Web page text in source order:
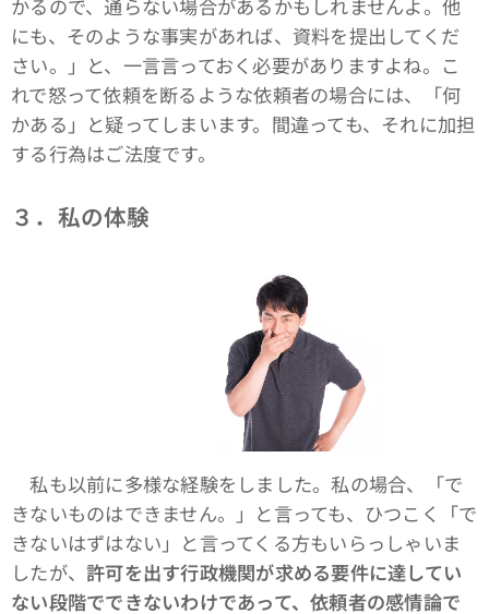
かるので、通らない場合があるかもしれませんよ。他
にも、そのような事実があれば、資料を提出してくだ
さい。」と、一言言っておく必要がありますよね。こ
れで怒って依頼を断るような依頼者の場合には、「何
かある」と疑ってしまいます。間違っても、それに加担
する行為はご法度です。
３．私の体験
私も以前に多様な経験をしました。私の場合、「で
きないものはできません。」と言っても、ひつこく「で
きないはずはない」と言ってくる方もいらっしゃいま
したが、許可を出す行政機関が求める要件に達してい
ない段階でできないわけであって、依頼者の感情論で